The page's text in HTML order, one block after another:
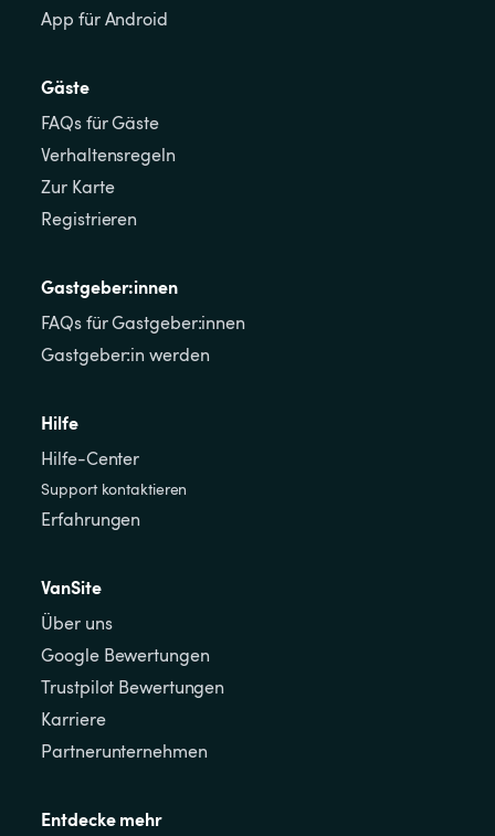
App für Android
Gäste
FAQs für Gäste
Verhaltensregeln
Zur Karte
Registrieren
Gastgeber:innen
FAQs für Gastgeber:innen
Gastgeber:in werden
Hilfe
Hilfe-Center
Support kontaktieren
Erfahrungen
VanSite
Über uns
Google Bewertungen
Trustpilot Bewertungen
Karriere
Partnerunternehmen
Entdecke mehr